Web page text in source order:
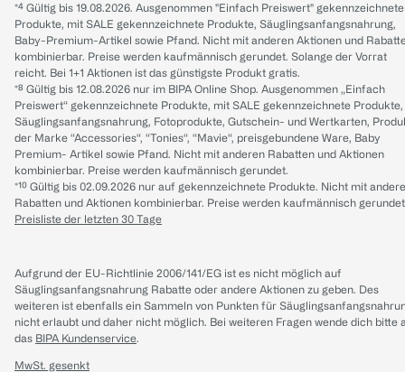
*⁴ Gültig bis 19.08.2026. Ausgenommen "Einfach Preiswert" gekennzeichnete
Produkte, mit SALE gekennzeichnete Produkte, Säuglingsanfangsnahrung,
Baby-Premium-Artikel sowie Pfand. Nicht mit anderen Aktionen und
kombinierbar. Preise werden kaufmännisch gerundet. Solange der Vorrat
reicht. Bei 1+1 Aktionen ist das günstigste Produkt gratis.
*⁸ Gültig bis 12.08.2026 nur im BIPA Online Shop. Ausgenommen „Einfach
Preiswert“ gekennzeichnete Produkte, mit SALE gekennzeichnete Produkte,
Säuglingsanfangsnahrung, Fotoprodukte, Gutschein- und Wertkarten,
der Marke “Accessories“, “Tonies“, “Mavie“, preisgebundene Ware, Baby
Premium- Artikel sowie Pfand. Nicht mit anderen Rabatten und Aktionen
kombinierbar. Preise werden kaufmännisch gerundet.
*¹⁰ Gültig bis 02.09.2026 nur auf gekennzeichnete Produkte. Nicht mit
Rabatten und Aktionen kombinierbar. Preise werden kaufmännisch
Preisliste der letzten 30 Tage
Aufgrund der EU-Richtlinie 2006/141/EG ist es nicht möglich auf
Säuglingsanfangsnahrung Rabatte oder andere Aktionen zu geben. Des
weiteren ist ebenfalls ein Sammeln von Punkten für
nicht erlaubt und daher nicht möglich. Bei weiteren Fragen wende dich bitte
das BIPA Kundenservice.
MwSt. gesenkt